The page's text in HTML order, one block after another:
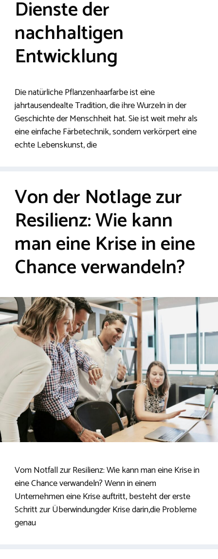
Dienste der
nachhaltigen
Entwicklung
Die natürliche Pflanzenhaarfarbe ist eine
jahrtausendealte Tradition, die ihre Wurzeln in der
Geschichte der Menschheit hat. Sie ist weit mehr als
eine einfache Färbetechnik, sondern verkörpert eine
echte Lebenskunst, die
Von der Notlage zur
Resilienz: Wie kann
man eine Krise in eine
Chance verwandeln?
Vom Notfall zur Resilienz: Wie kann man eine Krise in
eine Chance verwandeln? Wenn in einem
Unternehmen eine Krise auftritt, besteht der erste
Schritt zur Überwindungder Krise darin,die Probleme
genau